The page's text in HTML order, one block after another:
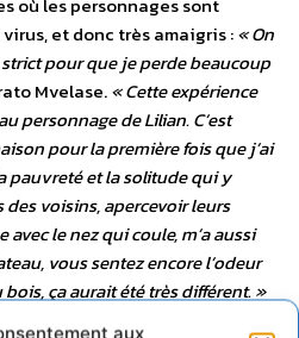
aux
où les personnages sont
et donc très amaigris :« On
pour que je perde beaucoup
Mvelase.« Cette expérience
personnage de Lilian. C’est
pour la première fois que j’ai
pauvreté et la solitude qui y
voisins, apercevoir leurs
le nez qui coule, m’a aussi
vous sentez encore l’odeur
ça aurait été très différent. »
a tout fait pour que le tournage